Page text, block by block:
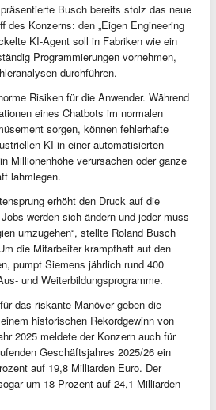
Busch bereits stolz das neue
des Konzerns: den „Eigen Engineering
KI-Agent soll in Fabriken wie ein
Programmierungen vornehmen,
durchführen.
Risiken für die Anwender. Während
eines Chatbots im normalen
sorgen, können fehlerhafte
KI in einer automatisierten
Millionenhöhe verursachen oder ganze
lahmlegen.
erhöht den Druck auf die
werden sich ändern und jeder muss
umzugehen“, stellte Roland Busch
die Mitarbeiter krampfhaft auf den
pumpt Siemens jährlich rund 400
und Weiterbildungsprogramme.
das riskante Manöver geben die
historischen Rekordgewinn von
2025 meldete der Konzern auch für
Geschäftsjahres 2025/26 ein
auf 19,8 Milliarden Euro. Der
um 18 Prozent auf 24,1 Milliarden